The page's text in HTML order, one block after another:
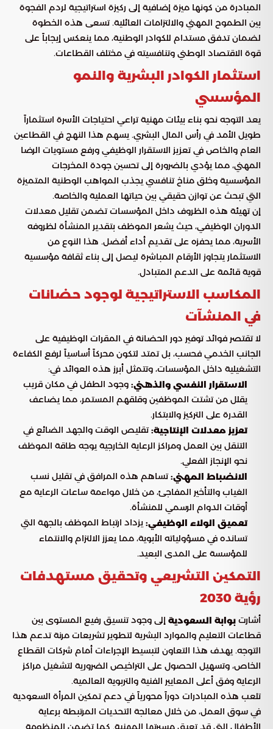
المبادرة من كونها ميزة إضافية إلى ركيزة استراتيجية لردم الفجوة
بين الطموح المهني والالتزامات العائلية. تسعى هذه الخطوة
لضمان تدفق مستدام للكوادر الوطنية، مما ينعكس إيجاباً على
قوة الاقتصاد الوطني وتنافسيته في مختلف القطاعات.
استثمار الكوادر البشرية والنمو
المؤسسي
يعد التوجه نحو بناء بيئات مهنية تراعي احتياجات الأسرة استثماراً
طويل الأمد في رأس المال البشري. يسهم هذا النهج في القطاعين
العام والخاص في تعزيز الاستقرار الوظيفي ورفع مستويات الرضا
المهني، مما يؤدي بالضرورة إلى تحسين جودة المخرجات
المؤسسية وخلق مناخ تنافسي يجذب المواهب الوطنية المتميزة
التي تبحث عن توازن حقيقي بين حياتها العملية والخاصة.
إن تهيئة هذه الظروف داخل المؤسسات تضمن تقليل معدلات
الدوران الوظيفي، حيث يشعر الموظف بتقدير المنشأة لظروفه
الأسرية، مما يحفزه على تقديم أداء أفضل. هذا النوع من
الاستثمار يتجاوز الأرقام المباشرة ليصل إلى بناء ثقافة مؤسسية
قوية قائمة على الدعم المتبادل.
المكاسب الاستراتيجية لوجود حضانات
في المنشآت
لا تقتصر فوائد توفير دور الحضانة في المقرات الوظيفية على
الجانب الخدمي فحسب، بل تمتد لتكون محركاً أساسياً لرفع الكفاءة
التشغيلية داخل المؤسسات، وتتمثل أبرز هذه العوائد في:
الاستقرار النفسي والذهني: وجود الطفل في مكان قريب
يقلل من تشتت الموظفين وقلقهم المستمر، مما يضاعف
القدرة على التركيز والابتكار.
تعزيز معدلات الإنتاجية:تقليص الوقت والجهد الضائع في
التنقل بين العمل ومراكز الرعاية الخارجية يوجه طاقة الموظف
نحو الإنجاز الفعلي.
الانضباط المهني:تساهم هذه المرافق في تقليل نسب
الغياب والتأخير المفاجئ، من خلال مواءمة ساعات الرعاية مع
أوقات الدوام الرسمي للمنشأة.
تعميق الولاء الوظيفي: يزداد ارتباط الموظف بالجهة التي
تسانده في مسؤولياته الأبوية، مما يعزز الالتزام والانتماء
للمؤسسة على المدى البعيد.
التمكين التشريعي وتحقيق مستهدفات
رؤية 2030
أشارت بوابة السعودية إلى وجود تنسيق رفيع المستوى بين
قطاعات التعليم والموارد البشرية لتطوير تشريعات مرنة تدعم هذا
التوجه. يهدف هذا التعاون لتبسيط الإجراءات أمام شركات القطاع
الخاص، وتسهيل الحصول على التراخيص الضرورية لتشغيل مراكز
الرعاية وفق أعلى المعايير الفنية والتربوية العالمية.
تلعب هذه المبادرات دوراً محورياً في دعم تمكين المرأة السعودية
في سوق العمل، من خلال معالجة التحديات المرتبطة برعاية